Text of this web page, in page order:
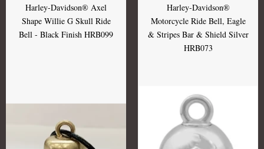
Harley-Davidson® Axel
Shape Willie G Skull Ride
Bell - Black Finish HRB099
Harley-Davidson®
Motorcycle Ride Bell, Eagle
& Stripes Bar & Shield Silver
HRB073